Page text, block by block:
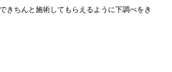
きちんと施術してもらえるように下調べをき